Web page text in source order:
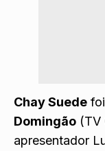
Chay Suede
Domingão (TV
apresentador